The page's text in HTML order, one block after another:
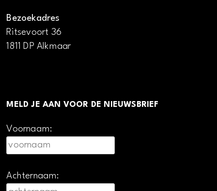
Bezoekadres
Ritsevoort 36
1811 DP Alkmaar
MELD JE AAN VOOR DE NIEUWSBRIEF
Voornaam:
Achternaam: